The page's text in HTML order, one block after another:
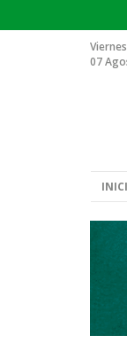
Viernes
07